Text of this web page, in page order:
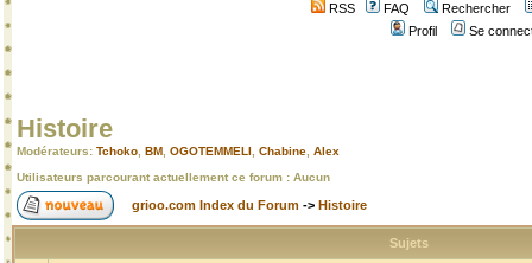
RSS FAQ
Rechercher
Profil
Se
Histoire
Modérateurs: Tchoko BM OGOTEMMELI Chabine Alex
Utilisateurs parcourant actuellement ce forum : Aucun
grioo.com Index du Forum -> Histoire
Sujets